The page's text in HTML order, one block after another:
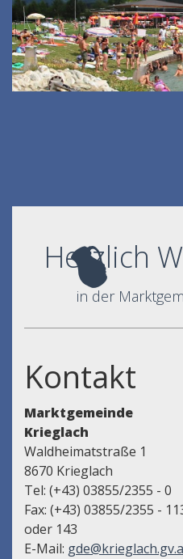
Herzlich
in der
Kontakt
Marktgemeinde
Krieglach
Waldheimatstraße 1
8670 Krieglach
Tel: (+43) 03855/2355 - 0
Fax: (+43) 03855/2355 -
oder 143
E-Mail: